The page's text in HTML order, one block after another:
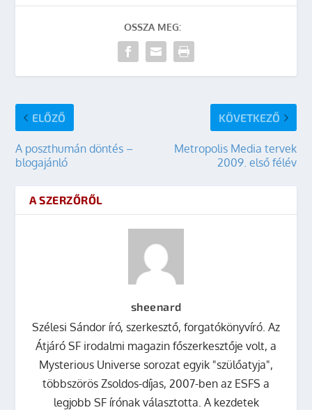
OSSZA MEG:
ELŐZŐ
A poszthumán döntés –
blogajánló
KÖVETKEZŐ
Metropolis Media tervek
2009. első félév
A SZERZŐRŐL
sheenard
Szélesi Sándor író, szerkesztő, forgatókönyvíró. Az
Átjáró SF irodalmi magazin főszerkesztője volt, a
Mysterious Universe sorozat egyik "szülőatyja",
többszörös Zsoldos-díjas, 2007-ben az ESFS a
legjobb SF írónak választotta. A kezdetek